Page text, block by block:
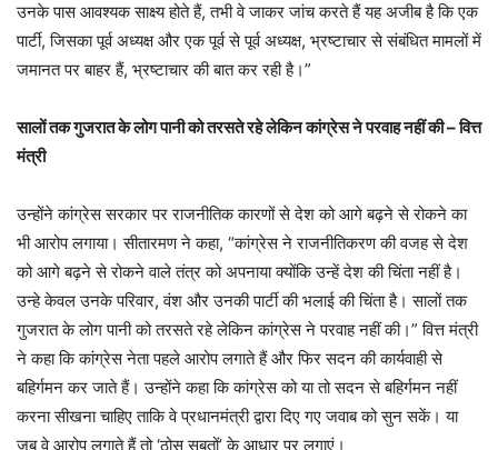
उनके पास आवश्यक साक्ष्य होते हैं, तभी वे जाकर जांच करते हैं यह अजीब है कि एक
पार्टी, जिसका पूर्व अध्यक्ष और एक पूर्व से पूर्व अध्यक्ष, भ्रष्टाचार से संबंधित मामलों में
जमानत पर बाहर हैं, भ्रष्टाचार की बात कर रही है।”
सालों तक गुजरात के लोग पानी को तरसते रहे लेकिन कांग्रेस ने परवाह नहीं की – वित्त
मंत्री
उन्होंने कांग्रेस सरकार पर राजनीतिक कारणों से देश को आगे बढ़ने से रोकने का
भी आरोप लगाया। सीतारमण ने कहा, “कांग्रेस ने राजनीतिकरण की वजह से देश
को आगे बढ़ने से रोकने वाले तंत्र को अपनाया क्योंकि उन्हें देश की चिंता नहीं है।
उन्हे केवल उनके परिवार, वंश और उनकी पार्टी की भलाई की चिंता है। सालों तक
गुजरात के लोग पानी को तरसते रहे लेकिन कांग्रेस ने परवाह नहीं की।” वित्त मंत्री
ने कहा कि कांग्रेस नेता पहले आरोप लगाते हैं और फिर सदन की कार्यवाही से
बहिर्गमन कर जाते हैं। उन्होंने कहा कि कांग्रेस को या तो सदन से बहिर्गमन नहीं
करना सीखना चाहिए ताकि वे प्रधानमंत्री द्वारा दिए गए जवाब को सुन सकें। या
जब वे आरोप लगाते हैं तो ‘ठोस सबूतों’ के आधार पर लगाएं।